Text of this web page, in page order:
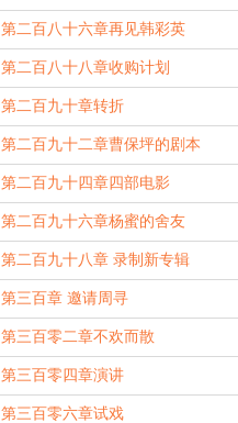
第二百八十六章再见韩彩英
第二百八十八章收购计划
第二百九十章转折
第二百九十二章曹保坪的剧本
第二百九十四章四部电影
第二百九十六章杨蜜的舍友
第二百九十八章 录制新专辑
第三百章 邀请周寻
第三百零二章不欢而散
第三百零四章演讲
第三百零六章试戏